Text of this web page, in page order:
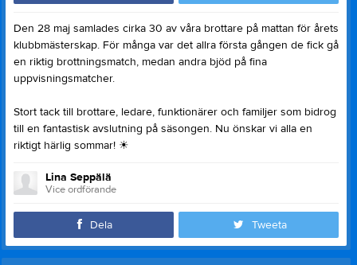
Den 28 maj samlades cirka 30 av våra brottare på mattan för årets
klubbmästerskap. För många var det allra första gången de fick gå
en riktig brottningsmatch, medan andra bjöd på fina
uppvisningsmatcher.
Stort tack till brottare, ledare, funktionärer och familjer som bidrog
till en fantastisk avslutning på säsongen. Nu önskar vi alla en
riktigt härlig sommar! ☀
Lina Seppälä
Vice ordförande
Dela Tweeta